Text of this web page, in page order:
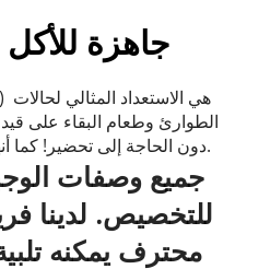
وجبة MRE جاهزة للأكل
دون الحاجة إلى تحضير! كما أنها رائعة للأنشطة الخارجية.